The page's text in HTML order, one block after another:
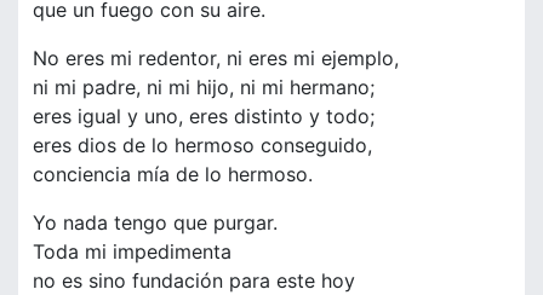
que un fuego con su aire.
No eres mi redentor, ni eres mi ejemplo,
ni mi padre, ni mi hijo, ni mi hermano;
eres igual y uno, eres distinto y todo;
eres dios de lo hermoso conseguido,
conciencia mía de lo hermoso.
Yo nada tengo que purgar.
Toda mi impedimenta
no es sino fundación para este hoy